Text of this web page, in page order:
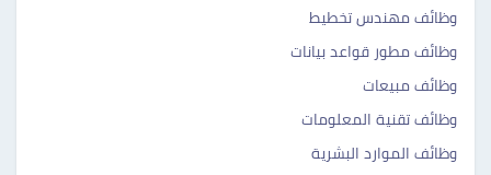
وظائف مهندس تخطيط
وظائف مطور قواعد بيانات
وظائف مبيعات
وظائف تقنية المعلومات
وظائف الموارد البشرية